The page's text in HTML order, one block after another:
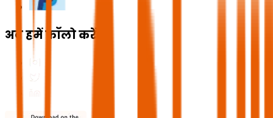
अब हमें फॉलो करें